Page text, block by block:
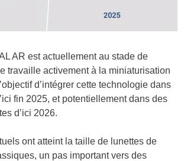
AR est actuellement au stade de
travaille activement à la miniaturisation
d’intégrer cette technologie dans
fin 2025, et potentiellement dans des
d’ici 2026.
ont atteint la taille de lunettes de
un pas important vers des